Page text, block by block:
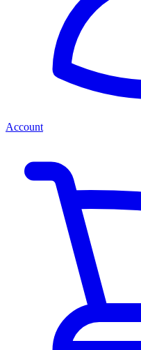
Account